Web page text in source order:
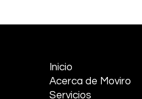
Inicio
Acerca de Moviro
Servicios